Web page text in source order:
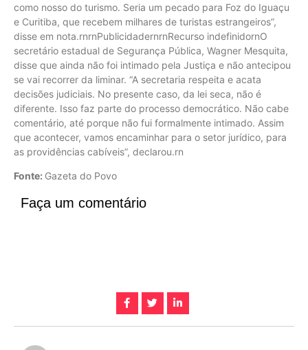
como nosso do turismo. Seria um pecado para Foz do Iguaçu
e Curitiba, que recebem milhares de turistas estrangeiros”,
disse em nota.rnrnPublicidadernrnRecurso indefinidornO
secretário estadual de Segurança Pública, Wagner Mesquita,
disse que ainda não foi intimado pela Justiça e não antecipou
se vai recorrer da liminar. “A secretaria respeita e acata
decisões judiciais. No presente caso, da lei seca, não é
diferente. Isso faz parte do processo democrático. Não cabe
comentário, até porque não fui formalmente intimado. Assim
que acontecer, vamos encaminhar para o setor jurídico, para
as providências cabíveis”, declarou.rn
Fonte: Gazeta do Povo
Faça um comentário